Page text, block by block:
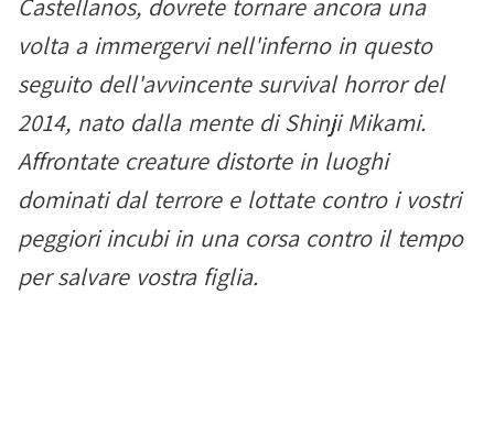
Castellanos, dovrete tornare ancora una
volta a immergervi nell'inferno in questo
seguito dell'avvincente survival horror del
2014, nato dalla mente di Shinji Mikami.
Affrontate creature distorte in luoghi
dominati dal terrore e lottate contro i vostri
peggiori incubi in una corsa contro il tempo
per salvare vostra figlia.